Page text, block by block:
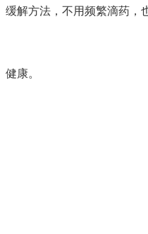
缓解方法，不用频繁滴药，
健康。